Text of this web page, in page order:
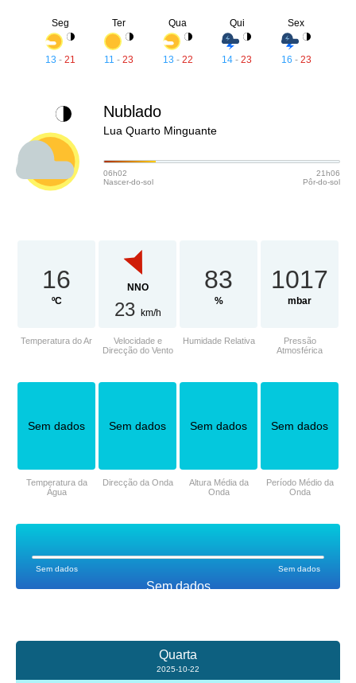
Lua Quarto Minguante
Nublado
06h02
Nascer-do-sol
21h06
Pôr-do-sol
Seg
13 - 21
Ter
11 - 23
Qua
13 - 22
Qui
14 - 23
Sex
16 - 23
16
ºC
Temperatura do Ar
NNO
23 km/h
Velocidade e
Direcção do Vento
83
%
Humidade Relativa
1017
mbar
Pressão
Atmosférica
Sem dados
Sem dados Sem dados
Sem dados
Temperatura da
Água
Sem dados
Direcção da Onda
Sem dados
Altura Média da
Onda
Sem dados
Período Médio da
Onda
Quarta
2025-10-22